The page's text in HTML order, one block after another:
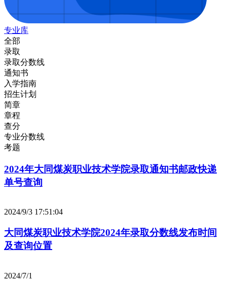
专业库
全部
录取
录取分数线
通知书
入学指南
招生计划
简章
章程
查分
专业分数线
考题
2024年大同煤炭职业技术学院录取通知书邮政快递
单号查询
2024/9/3 17:51:04
大同煤炭职业技术学院2024年录取分数线发布时间
及查询位置
2024/7/1